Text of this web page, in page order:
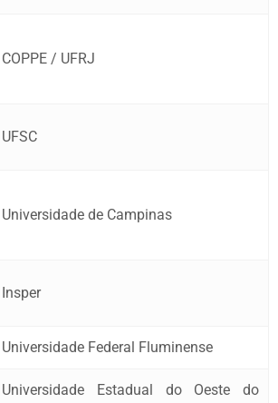
COPPE / UFRJ
UFSC
Universidade de Campinas
Insper
Universidade Federal Fluminense
Universidade Estadual do Oeste do